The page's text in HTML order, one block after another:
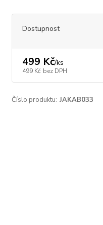
Dostupnost
499 Kč/ks
499 Kč bez DPH
Číslo produktu: JAKAB033